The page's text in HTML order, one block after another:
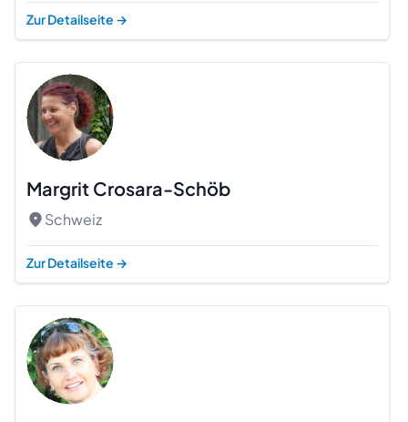
Zur Detailseite →
Margrit Crosara-Schöb
Schweiz
Zur Detailseite →